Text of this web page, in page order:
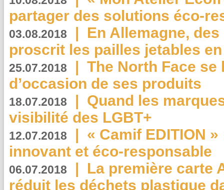
partager des solutions éco-
03.08.2018 | En Allemagne,
proscrit les pailles jetables
25.07.2018 | The North Face se
d’occasion de ses produits
18.07.2018 | Quand les
visibilité des LGBT+
12.07.2018 | « Camif EDITION
innovant et éco-responsable
06.07.2018 | La première carte
réduit les déchets plastique